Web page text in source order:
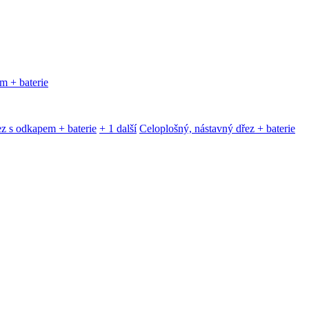
+ baterie
s odkapem + baterie + 1 další Celoplošný, nástavný dřez + baterie